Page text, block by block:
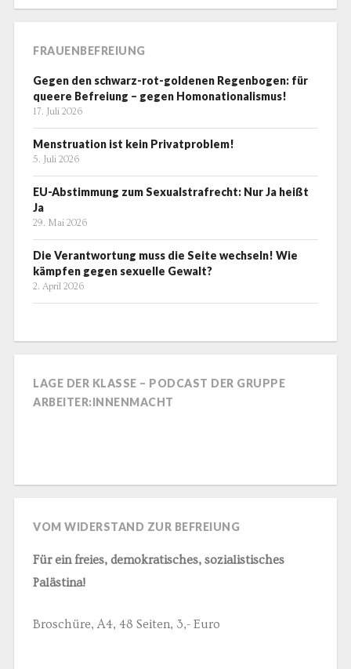
FRAUENBEFREIUNG
Gegen den schwarz-rot-goldenen Regenbogen: für
queere Befreiung – gegen Homonationalismus!
17. Juli 2026
Menstruation ist kein Privatproblem!
5. Juli 2026
EU-Abstimmung zum Sexualstrafrecht: Nur Ja heißt
Ja
29. Mai 2026
Die Verantwortung muss die Seite wechseln! Wie
kämpfen gegen sexuelle Gewalt?
2. April 2026
LAGE DER KLASSE – PODCAST DER GRUPPE
ARBEITER:INNENMACHT
VOM WIDERSTAND ZUR BEFREIUNG
Für ein freies, demokratisches, sozialistisches
Palästina!
Broschüre, A4, 48 Seiten, 3,- Euro